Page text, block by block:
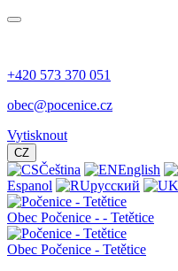
+420 573 370 051
obec@pocenice.cz
Vytisknout
CZ
Čeština English
Espanol
русский
Obec Počenice - - Tetětice
Obec Počenice - Tetětice